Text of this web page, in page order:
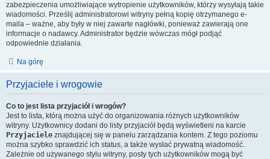
zabezpieczenia umożliwiające wytropienie użytkowników, którzy wysyłają takie
wiadomości. Prześlij administratorowi witryny pełną kopię otrzymanego e-
maila – ważne, aby były w niej zawarte nagłówki, ponieważ zawierają one
informacje o nadawcy. Administrator będzie wówczas mógł podjąć
odpowiednie działania.
Na górę
Przyjaciele i wrogowie
Co to jest lista przyjaciół i wrogów?
Jest to lista, którą można użyć do organizowania różnych użytkowników
witryny. Użytkownicy dodani do listy przyjaciół będą wyświetleni na karcie
Przyjaciele znajdującej się w panelu zarządzania kontem. Z tego poziomu
można szybko sprawdzić ich status, a także wysłać prywatną wiadomość.
Zależnie od używanego stylu witryny, posty tych użytkowników mogą być